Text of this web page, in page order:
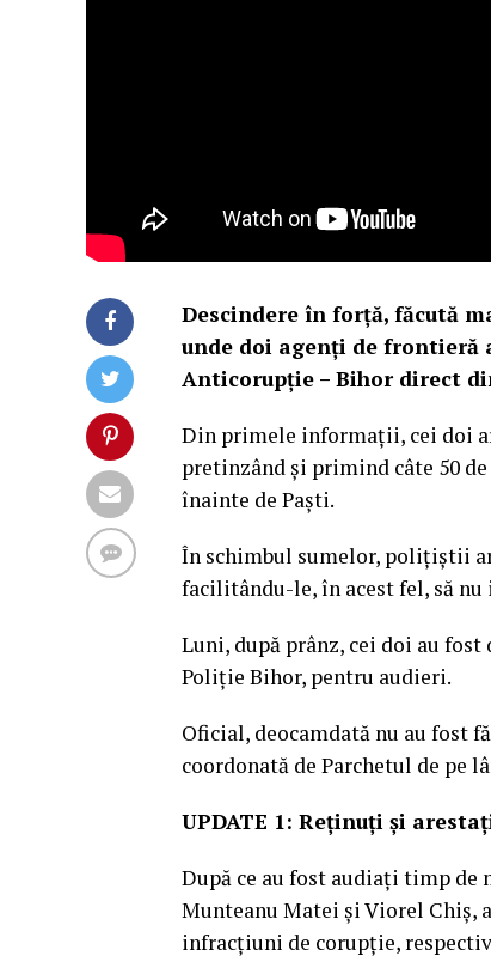
Descindere în forță, făcută
unde doi agenți de
Anticorupție – Bihor direct
Din primele informații, cei doi
pretinzând și primind câte 50
înainte de Paști.
În schimbul sumelor, polițiștii
facilitându-le, în acest fel, să
Luni, după prânz, cei doi au
Poliție Bihor, pentru audieri.
Oficial, deocamdată nu au fost
coordonată de Parchetul de pe
UPDATE 1: Reținuți și
După ce au fost audiați timp
Munteanu Matei şi Viorel Chiș,
infracțiuni de corupție,